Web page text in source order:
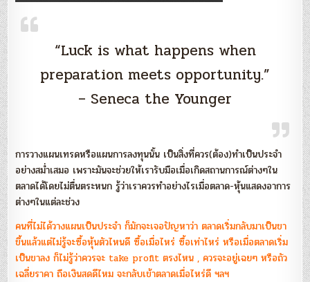
“Luck is what happens when
preparation meets opportunity.”
– Seneca the Younger
การวางแผนเทรดหรือแผนการลงทุนนั้น เป็นสิ่งที่ควร(ต้อง)ทำเป็นประจำ
อย่างสม่ำเสมอ เพราะมันจะช่วยให้เรารับมือเมื่อเกิดสถานการณ์ต่างๆใน
ตลาดได้โดยไม่ตื่นตระหนก รู้ว่าเราควรทำอย่างไรเมื่อตลาด-หุ้นแสดงอาการ
ต่างๆในแต่ละช่วง
คนที่ไม่ได้วางแผนเป็นประจำ ก็มักจะเจอปัญหาว่า ตลาดเริ่มกลับมาเป็นขา
ขึ้นแล้วแต่ไม่รู้จะซื้อหุ้นตัวไหนดี ซื้อเมื่อไหร่ ซื้อเท่าไหร่ หรือเมื่อตลาดเริ่ม
เป็นขาลง ก็ไม่รู้ว่าควรจะ take profit ตรงไหน , ควรจะอยู่เฉยๆ หรือถัว
เฉลี่ยราคา ถือเงินสดดีไหม จะกลับเข้าตลาดเมื่อไหร่ดี ฯลฯ